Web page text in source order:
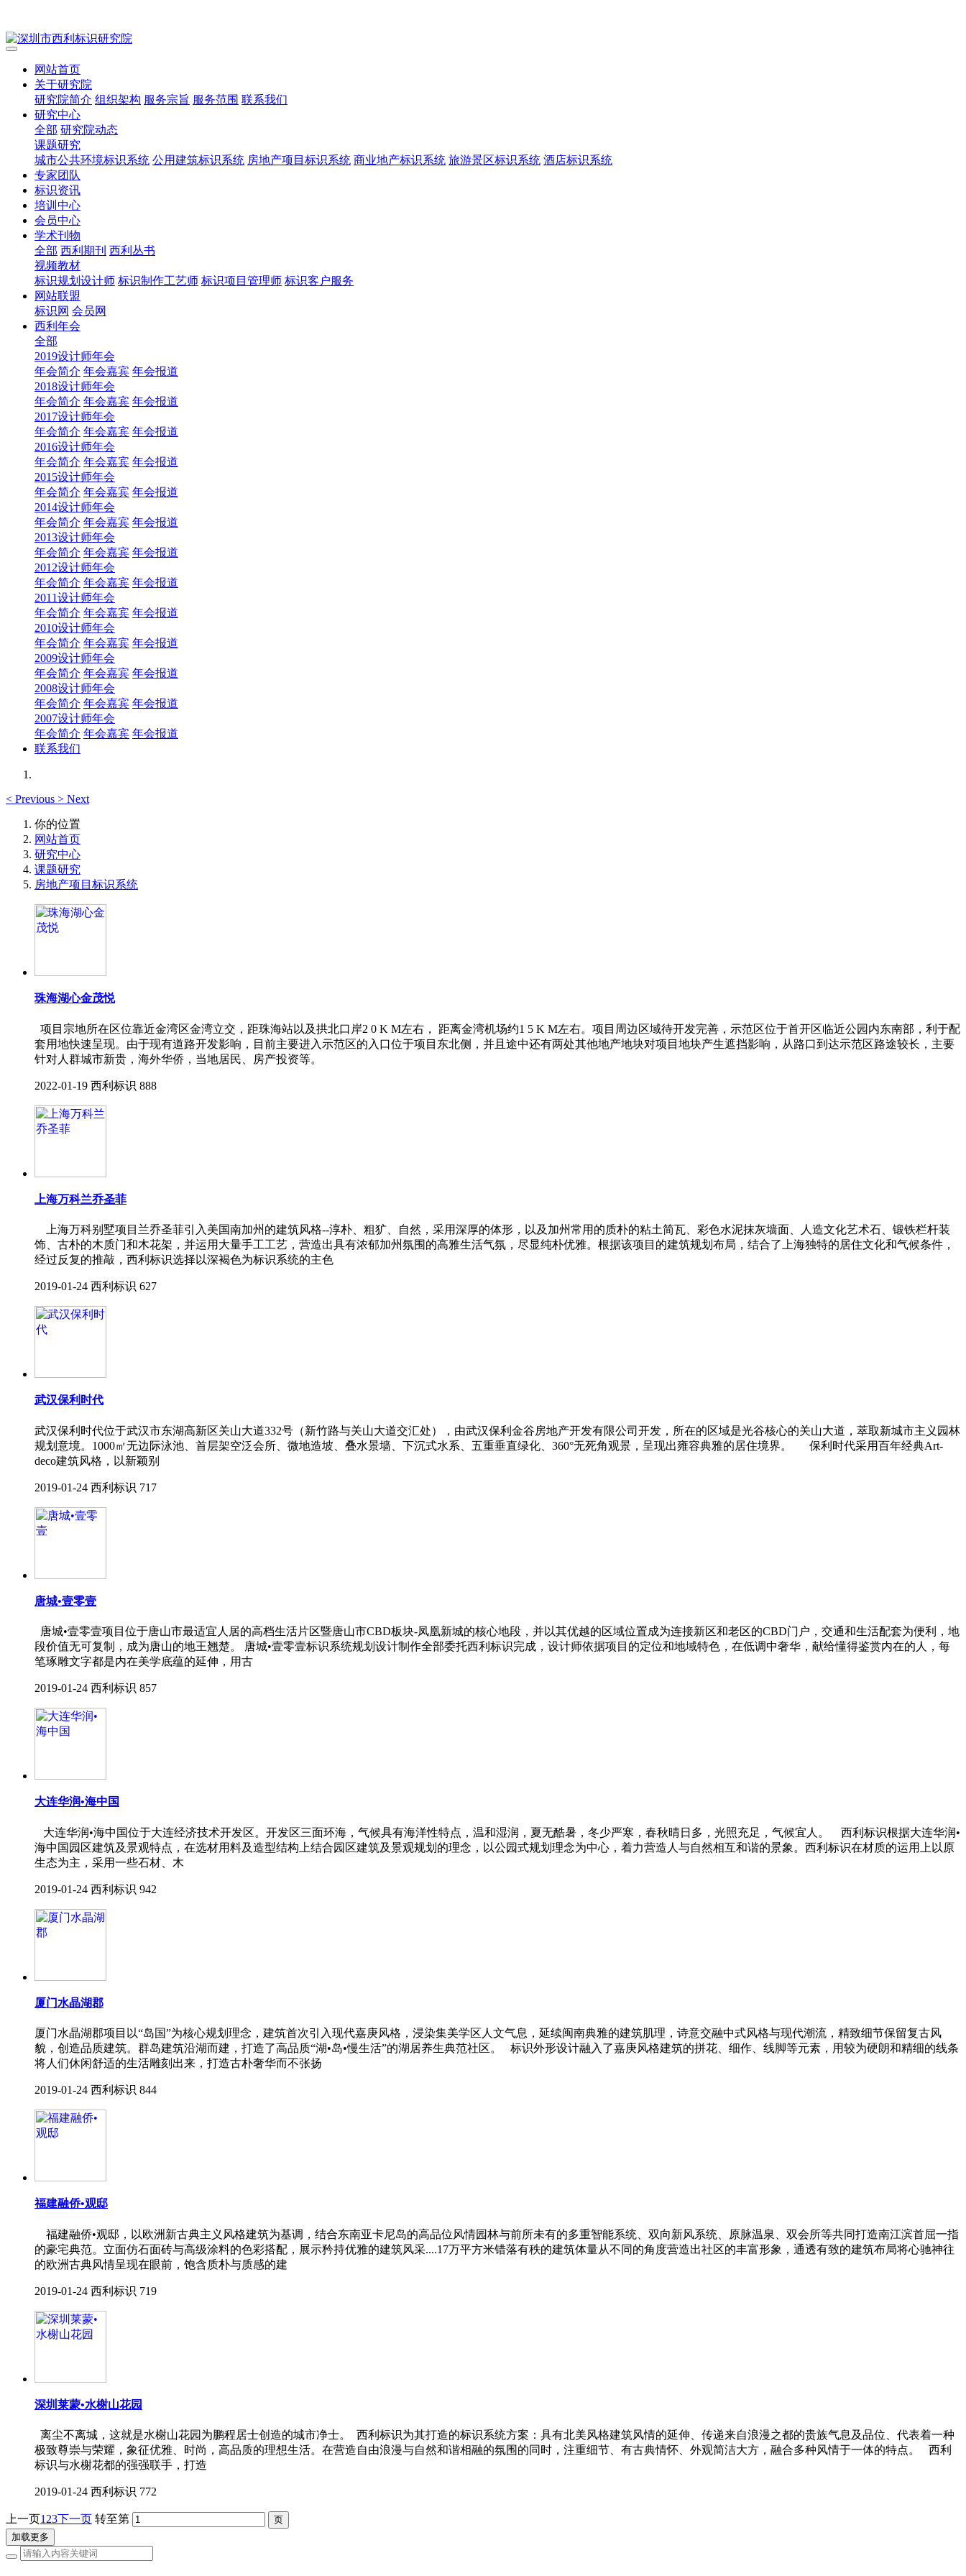
网站首页
关于研究院
研究院简介 组织架构 服务宗旨 服务范围 联系我们
研究中心
全部 研究院动态
课题研究
城市公共环境标识系统 公用建筑标识系统 房地产项目标识系统 商业地产标识系统 旅游景区标识系统 酒店标识系统
专家团队
标识资讯
培训中心
会员中心
学术刊物
全部 西利期刊 西利丛书
视频教材
标识规划设计师 标识制作工艺师 标识项目管理师 标识客户服务
网站联盟
标识网 会员网
西利年会
全部
2019设计师年会
年会简介 年会嘉宾 年会报道
2018设计师年会
年会简介 年会嘉宾 年会报道
2017设计师年会
年会简介 年会嘉宾 年会报道
2016设计师年会
年会简介 年会嘉宾 年会报道
2015设计师年会
年会简介 年会嘉宾 年会报道
2014设计师年会
年会简介 年会嘉宾 年会报道
2013设计师年会
年会简介 年会嘉宾 年会报道
2012设计师年会
年会简介 年会嘉宾 年会报道
2011设计师年会
年会简介 年会嘉宾 年会报道
2010设计师年会
年会简介 年会嘉宾 年会报道
2009设计师年会
年会简介 年会嘉宾 年会报道
2008设计师年会
年会简介 年会嘉宾 年会报道
2007设计师年会
年会简介 年会嘉宾 年会报道
联系我们
< Previous > Next
你的位置
网站首页
研究中心
课题研究
房地产项目标识系统
珠海湖心金茂悦
项目宗地所在区位靠近金湾区金湾立交，距珠海站以及拱北口岸2 0 K M左右， 距离金湾机场约1 5 K M左右。项目周边区域待开发完善，示范区位于首开区临近公园内东南部，利于配
套用地快速呈现。由于现有道路开发影响，目前主要进入示范区的入口位于项目东北侧，并且途中还有两处其他地产地块对项目地块产生遮挡影响，从路口到达示范区路途较长，主要
针对人群城市新贵，海外华侨，当地居民、房产投资等。
2022-01-19 西利标识 888
上海万科兰乔圣菲
上海万科别墅项目兰乔圣菲引入美国南加州的建筑风格--淳朴、粗犷、自然，采用深厚的体形，以及加州常用的质朴的粘土简瓦、彩色水泥抹灰墙面、人造文化艺术石、锻铁栏杆装
饰、古朴的木质门和木花架，并运用大量手工工艺，营造出具有浓郁加州氛围的高雅生活气氛，尽显纯朴优雅。根据该项目的建筑规划布局，结合了上海独特的居住文化和气候条件，
经过反复的推敲，西利标识选择以深褐色为标识系统的主色
2019-01-24 西利标识 627
武汉保利时代
武汉保利时代位于武汉市东湖高新区关山大道332号（新竹路与关山大道交汇处），由武汉保利金谷房地产开发有限公司开发，所在的区域是光谷核心的关山大道，萃取新城市主义园林
规划意境。1000㎡无边际泳池、首层架空泛会所、微地造坡、叠水景墙、下沉式水系、五重垂直绿化、360°无死角观景，呈现出雍容典雅的居住境界。 保利时代采用百年经典Art-
deco建筑风格，以新颖别
2019-01-24 西利标识 717
唐城•壹零壹
唐城•壹零壹项目位于唐山市最适宜人居的高档生活片区暨唐山市CBD板块-凤凰新城的核心地段，并以其优越的区域位置成为连接新区和老区的CBD门户，交通和生活配套为便利，地
段价值无可复制，成为唐山的地王翘楚。 唐城•壹零壹标识系统规划设计制作全部委托西利标识完成，设计师依据项目的定位和地域特色，在低调中奢华，献给懂得鉴赏内在的人，每
笔琢雕文字都是内在美学底蕴的延伸，用古
2019-01-24 西利标识 857
大连华润•海中国
大连华润•海中国位于大连经济技术开发区。开发区三面环海，气候具有海洋性特点，温和湿润，夏无酷暑，冬少严寒，春秋晴日多，光照充足，气候宜人。 西利标识根据大连华润•
海中国园区建筑及景观特点，在选材用料及造型结构上结合园区建筑及景观规划的理念，以公园式规划理念为中心，着力营造人与自然相互和谐的景象。西利标识在材质的运用上以原
生态为主，采用一些石材、木
2019-01-24 西利标识 942
厦门水晶湖郡
厦门水晶湖郡项目以“岛国”为核心规划理念，建筑首次引入现代嘉庚风格，浸染集美学区人文气息，延续闽南典雅的建筑肌理，诗意交融中式风格与现代潮流，精致细节保留复古风
貌，创造品质建筑。群岛建筑沿湖而建，打造了高品质“湖•岛•慢生活”的湖居养生典范社区。 标识外形设计融入了嘉庚风格建筑的拼花、细作、线脚等元素，用较为硬朗和精细的线条
将人们休闲舒适的生活雕刻出来，打造古朴奢华而不张扬
2019-01-24 西利标识 844
福建融侨•观邸
福建融侨•观邸，以欧洲新古典主义风格建筑为基调，结合东南亚卡尼岛的高品位风情园林与前所未有的多重智能系统、双向新风系统、原脉温泉、双会所等共同打造南江滨首屈一指
的豪宅典范。立面仿石面砖与高级涂料的色彩搭配，展示矜持优雅的建筑风采....17万平方米错落有秩的建筑体量从不同的角度营造出社区的丰富形象，通透有致的建筑布局将心驰神往
的欧洲古典风情呈现在眼前，饱含质朴与质感的建
2019-01-24 西利标识 719
深圳莱蒙•水榭山花园
离尘不离城，这就是水榭山花园为鹏程居士创造的城市净士。 西利标识为其打造的标识系统方案：具有北美风格建筑风情的延伸、传递来自浪漫之都的贵族气息及品位、代表着一种
极致尊崇与荣耀，象征优雅、时尚，高品质的理想生活。在营造自由浪漫与自然和谐相融的氛围的同时，注重细节、有古典情怀、外观简洁大方，融合多种风情于一体的特点。 西利
标识与水榭花都的强强联手，打造
2019-01-24 西利标识 772
上一页1 23下一页 转至第
加载更多